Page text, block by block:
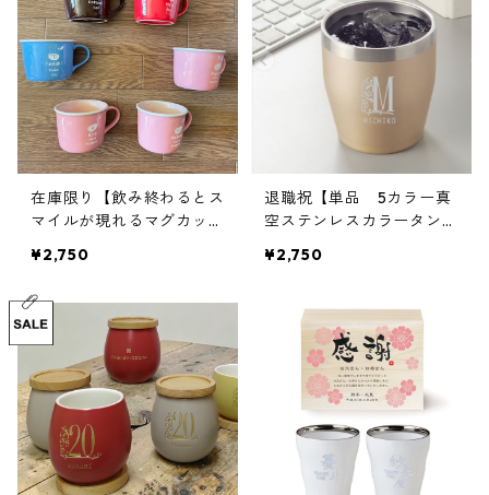
在庫限り【飲み終わるとス
マイルが現れるマグカッ
ゼント
¥2,750
退職祝【単品 5カラー真
空ステンレスカラータンブ
｜誕生日｜オリジナル木箱
¥2,750